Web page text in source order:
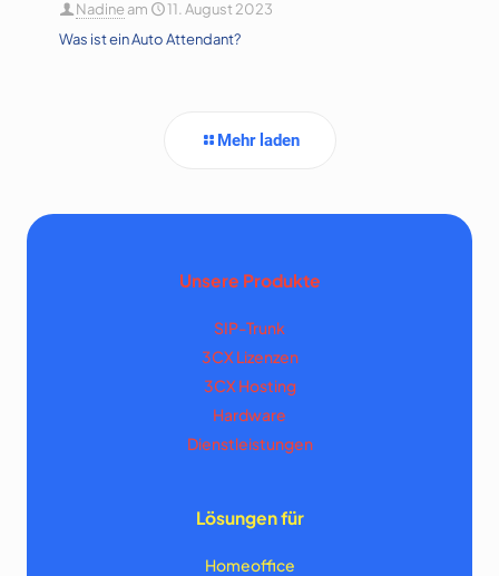
Nadine am
11. August 2023
Was ist ein Auto Attendant?
Mehr laden
Unsere Produkte
SIP-Trunk
3CX Lizenzen
3CX Hosting
Hardware
Dienstleistungen
Lösungen für
Homeoffice